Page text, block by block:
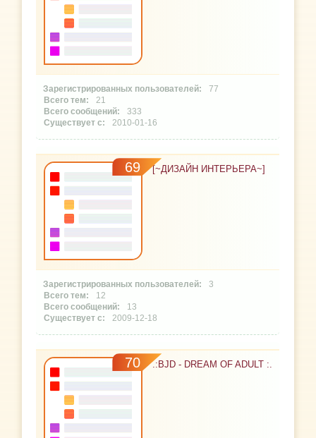
77
21
333
2010-01-16
69 [~ДИЗАЙН ИНТЕРЬЕРА~]
3
12
13
2009-12-18
70 .:BJD - DREAM OF ADULT :.